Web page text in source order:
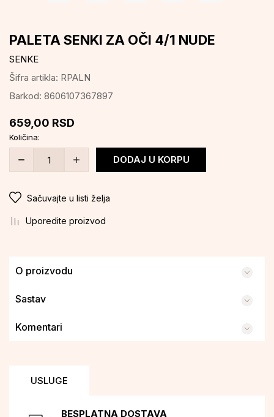
PALETA SENKI ZA OČI 4/1 NUDE
SENKE
Šifra artikla: RPALN
Barkod: 8606107367897
659,00 RSD
Količina:
DODAJ U KORPU
Sačuvajte u listi želja
Uporedite proizvod
O proizvodu
Sastav
Komentari
USLUGE
BESPLATNA DOSTAVA